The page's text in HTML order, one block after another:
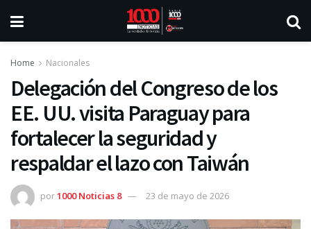
Home Nacionales
Delegación del Congreso de los
EE. UU. visita Paraguay para
fortalecer la seguridad y
respaldar el lazo con Taiwán
por1000 Noticias 8 23 de mayo de 2026